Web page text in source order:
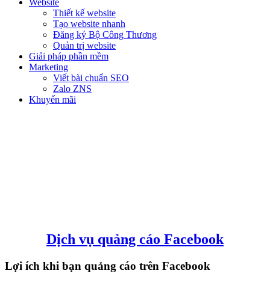
Website
Thiết kế website
Tạo website nhanh
Đăng ký Bộ Công Thương
Quản trị website
Giải pháp phần mềm
Marketing
Viết bài chuẩn SEO
Zalo ZNS
Khuyến mãi
Dịch vụ quảng cáo Facebook
Lợi ích khi bạn quảng cáo trên Facebook